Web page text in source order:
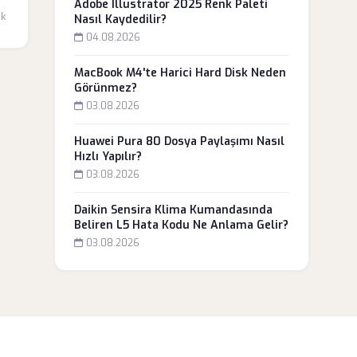
Adobe Illustrator 2025 Renk Paleti
Nasıl Kaydedilir?
04.08.2026
MacBook M4'te Harici Hard Disk Neden
Görünmez?
03.08.2026
Huawei Pura 80 Dosya Paylaşımı Nasıl
Hızlı Yapılır?
03.08.2026
Daikin Sensira Klima Kumandasında
Beliren L5 Hata Kodu Ne Anlama Gelir?
03.08.2026